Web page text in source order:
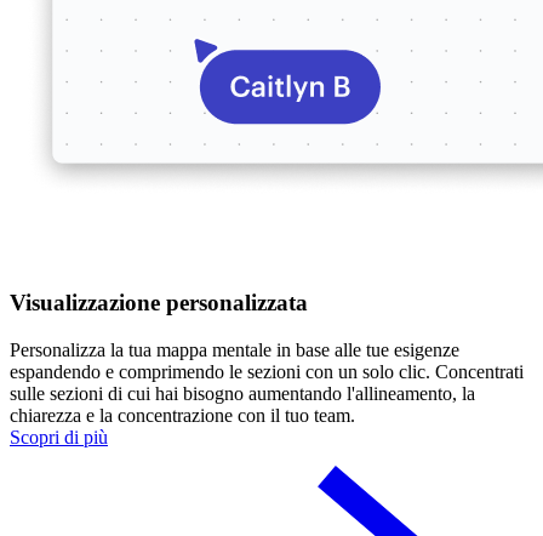
Visualizzazione personalizzata
Personalizza la tua mappa mentale in base alle tue esigenze
espandendo e comprimendo le sezioni con un solo clic. Concentrati
sulle sezioni di cui hai bisogno aumentando l'allineamento, la
chiarezza e la concentrazione con il tuo team.
Scopri di più